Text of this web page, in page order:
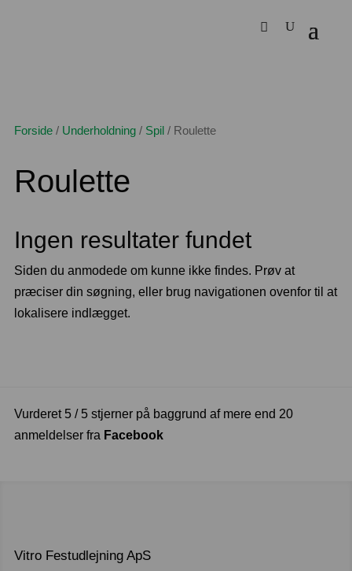
Forside / Underholdning / Spil / Roulette
Roulette
Ingen resultater fundet
Siden du anmodede om kunne ikke findes. Prøv at
præciser din søgning, eller brug navigationen ovenfor til at
lokalisere indlægget.
Vurderet 5 / 5 stjerner på baggrund af mere end 20
anmeldelser fra Facebook
Vitro Festudlejning ApS